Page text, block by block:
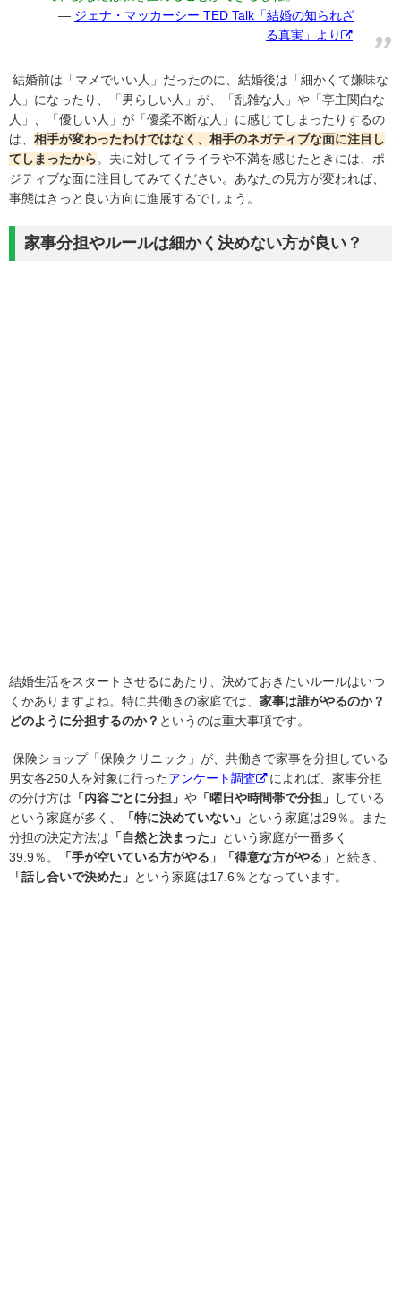
ジェナ・マッカーシー TED Talk 「結婚の知られざ
る真実」より
結婚前は「マメでいい人」だったのに、結婚後は「細かくて嫌味な
人」になったり、「男らしい人」が、「乱雑な人」や「亭主関白な
人」、「優しい人」が「優柔不断な人」に感じてしまったりするの
は、 相手が変わったわけではなく、相手のネガティブな面に注目し
てしまったから。夫に対してイライラや不満を感じたときには、ポ
ジティブな面に注目してみてください。あなたの見方が変われば、
事態はきっと良い方向に進展するでしょう。
家事分担やルールは細かく決めない方が良い？
結婚生活をスタートさせるにあたり、決めておきたいルールはいつ
くかありますよね。特に共働きの家庭では、 家事は誰がやるのか？
どのように分担するのか？ というのは重大事項です。
保険ショップ「保険クリニック」が、共働きで家事を分担している
男女各250人を対象に行ったアンケート調査
によれば、家事分担
の分け方は 「内容ごとに分担」 や 「曜日や時間帯で分担」
している
という家庭が多く、
「特に決めていない」 という家庭は29％。また
分担の決定方法は 「自然と決まった」 という家庭が一番多く
39.9％。 「手が空いている方がやる」「得意な方がやる」 と続き、
「話し合いで決めた」 という家庭は17.6％となっています。